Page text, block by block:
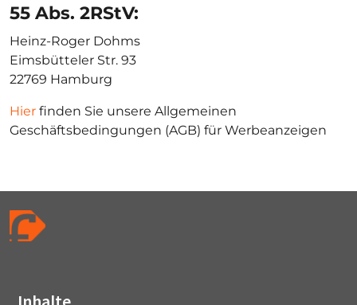
55 Abs. 2RStV:
Heinz-Roger Dohms
Eimsbütteler Str. 93
22769 Hamburg
Hier finden Sie unsere Allgemeinen
Geschäftsbedingungen (AGB) für Werbeanzeigen